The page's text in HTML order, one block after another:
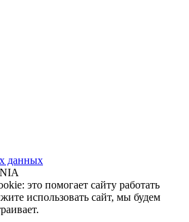
данных
это помогает сайту работать
использовать сайт, мы будем